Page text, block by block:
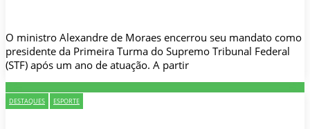
O ministro Alexandre de Moraes encerrou seu mandato como
presidente da Primeira Turma do Supremo Tribunal Federal
(STF) após um ano de atuação. A partir
DESTAQUES ESPORTE